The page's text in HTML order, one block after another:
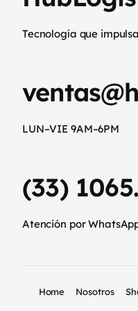
Tecnología que
LUN–VIE 9AM–6PM
(33)
Atención por
Home Nosotros